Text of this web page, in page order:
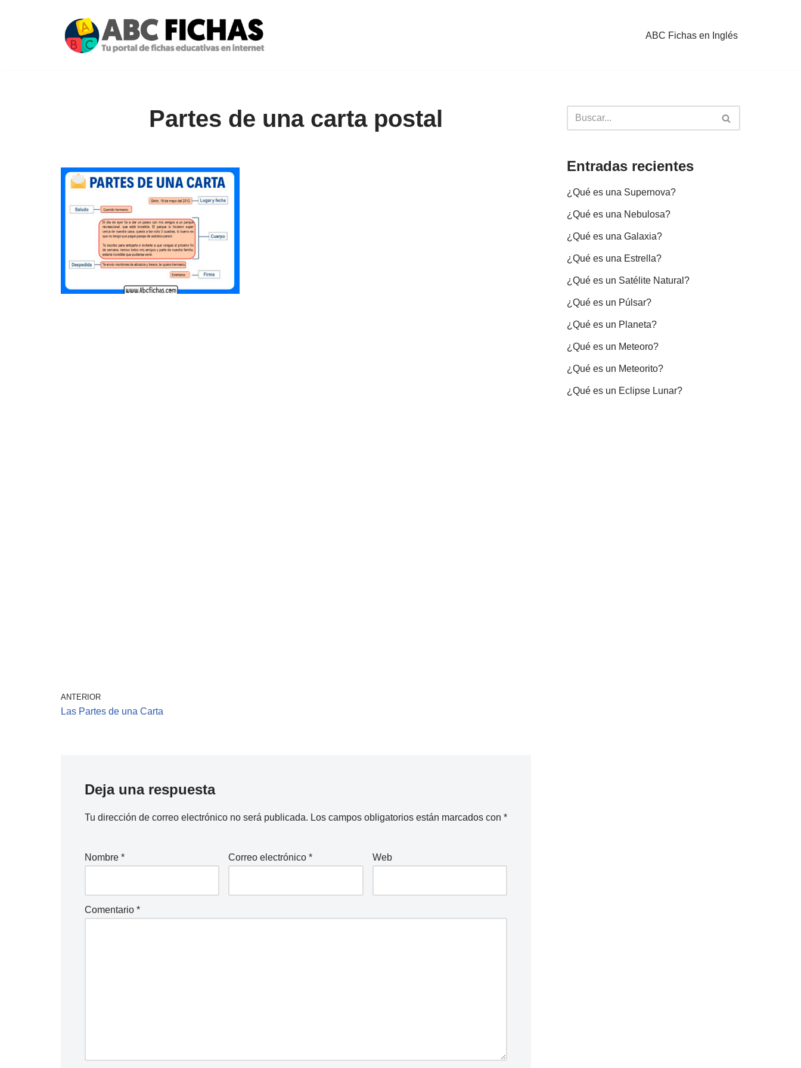
ABC Fichas en Inglés
Partes de una carta postal
ANTERIOR
Las Partes de una Carta
Deja una respuesta
Tu dirección de correo electrónico no será publicada. Los campos obligatorios están marcados con *
Nombre * Correo electrónico* Web
Comentario *
Entradas recientes
¿Qué es una Supernova?
¿Qué es una Nebulosa?
¿Qué es una Galaxia?
¿Qué es una Estrella?
¿Qué es un Satélite Natural?
¿Qué es un Púlsar?
¿Qué es un Planeta?
¿Qué es un Meteoro?
¿Qué es un Meteorito?
¿Qué es un Eclipse Lunar?